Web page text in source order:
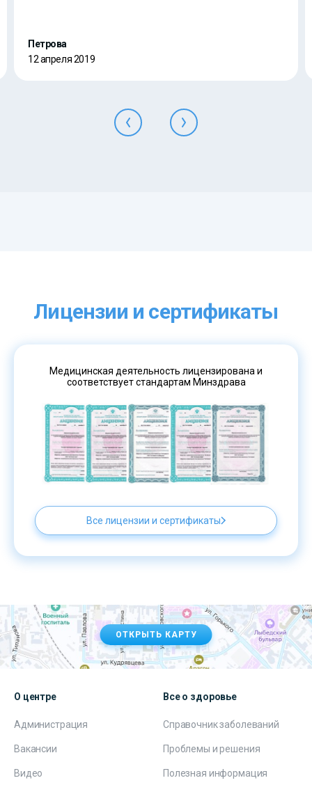
Петрова
12 апреля 2019
Лицензии и сертификаты
Медицинская деятельность лицензирована и
соответствует стандартам Минздрава
Все лицензии и сертификаты
ОТКРЫТЬ КАРТУ
О центре
Администрация
Вакансии
Видео
Все о здоровье
Справочник заболеваний
Проблемы и решения
Полезная информация